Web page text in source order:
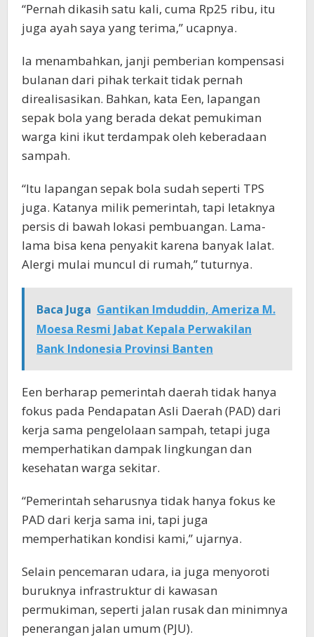
“Pernah dikasih satu kali, cuma Rp25 ribu, itu
juga ayah saya yang terima,” ucapnya.
Ia menambahkan, janji pemberian kompensasi
bulanan dari pihak terkait tidak pernah
direalisasikan. Bahkan, kata Een, lapangan
sepak bola yang berada dekat pemukiman
warga kini ikut terdampak oleh keberadaan
sampah.
“Itu lapangan sepak bola sudah seperti TPS
juga. Katanya milik pemerintah, tapi letaknya
persis di bawah lokasi pembuangan. Lama-
lama bisa kena penyakit karena banyak lalat.
Alergi mulai muncul di rumah,” tuturnya.
Baca Juga Gantikan Imduddin, Ameriza M.
Moesa Resmi Jabat Kepala Perwakilan
Bank Indonesia Provinsi Banten
Een berharap pemerintah daerah tidak hanya
fokus pada Pendapatan Asli Daerah (PAD) dari
kerja sama pengelolaan sampah, tetapi juga
memperhatikan dampak lingkungan dan
kesehatan warga sekitar.
“Pemerintah seharusnya tidak hanya fokus ke
PAD dari kerja sama ini, tapi juga
memperhatikan kondisi kami,” ujarnya.
Selain pencemaran udara, ia juga menyoroti
buruknya infrastruktur di kawasan
permukiman, seperti jalan rusak dan minimnya
penerangan jalan umum (PJU).